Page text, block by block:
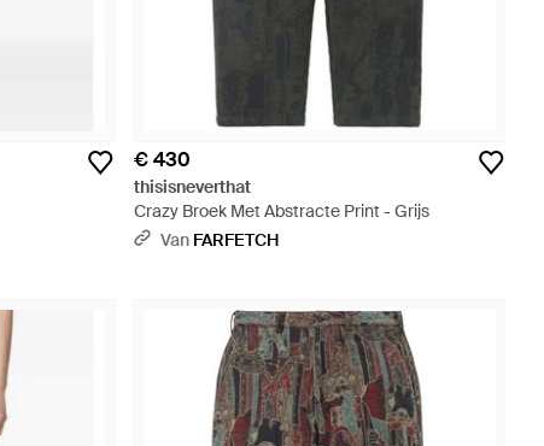
€ 430
thisisneverthat
Crazy Broek Met Abstracte Print - Grijs
Van FARFETCH